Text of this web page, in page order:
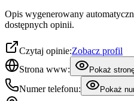
Opis wygenerowany
dostępnych opinii.
Czytaj opinie:Zobacz profil
Strona www:
Pokaż
Numer telefonu: Pokaż